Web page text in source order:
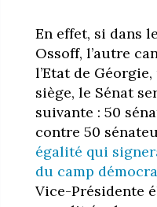
En effet, si dans
Ossoff, l’autre
l’Etat de
siège, le Sénat
suivante : 50
contre 50
égalité qui
du camp
Vice-Présidente